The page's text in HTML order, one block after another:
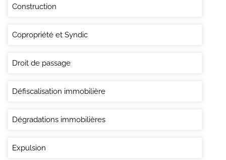
Construction
Copropriété et Syndic
Droit de passage
Défiscalisation immobilière
Dégradations immobilières
Expulsion